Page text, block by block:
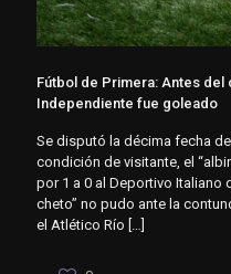
Fútbol de Primera: Antes
Independiente fue goleado
Se disputó la décima fecha
condición de visitante, el
por 1 a 0 al Deportivo Italiano
cheto” no pudo ante la
el Atlético Río […]